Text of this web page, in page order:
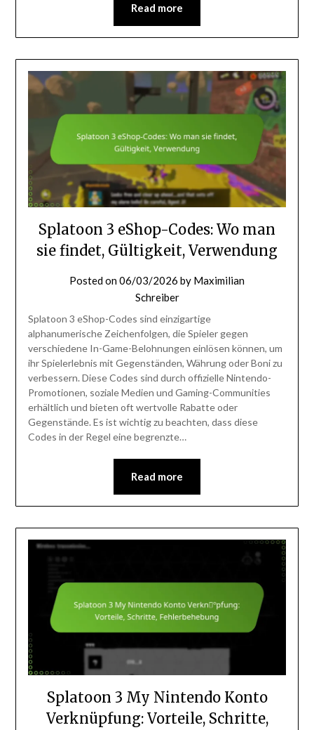
Read more
Splatoon 3 eShop-Codes: Wo man
sie findet, Gültigkeit, Verwendung
Posted on06/03/2026 by Maximilian
Schreiber
Splatoon 3 eShop-Codes sind einzigartige
alphanumerische Zeichenfolgen, die Spieler gegen
verschiedene In-Game-Belohnungen einlösen können, um
ihr Spielerlebnis mit Gegenständen, Währung oder Boni zu
verbessern. Diese Codes sind durch offizielle Nintendo-
Promotionen, soziale Medien und Gaming-Communities
erhältlich und bieten oft wertvolle Rabatte oder
Gegenstände. Es ist wichtig zu beachten, dass diese
Codes in der Regel eine begrenzte…
Read more
Splatoon 3 My Nintendo Konto
Verknüpfung: Vorteile, Schritte,